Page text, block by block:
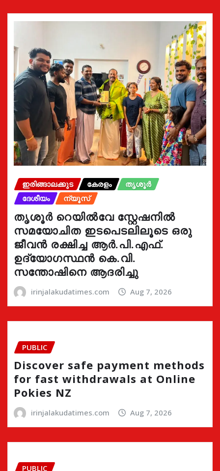
ഇരിങ്ങാലക്കുട കേരളം
തൃശൂർ
ദേശീയം
ന്യൂസ്
തൃശൂർ റെയിൽവേ സ്റ്റേഷനിൽ
സമയോചിത ഇടപെടലിലൂടെ ഒരു
ജീവൻ രക്ഷിച്ച ആർ.പി.എഫ്.
ഉദ്യോഗസ്ഥൻ കെ.വി.
സന്തോഷിനെ ആദരിച്ചു
irinjalakudatimes.com Aug 7, 2026
PUBLIC
Discover safe payment methods
for fast withdrawals at Online
Pokies NZ
irinjalakudatimes.com Aug 7, 2026
PUBLIC